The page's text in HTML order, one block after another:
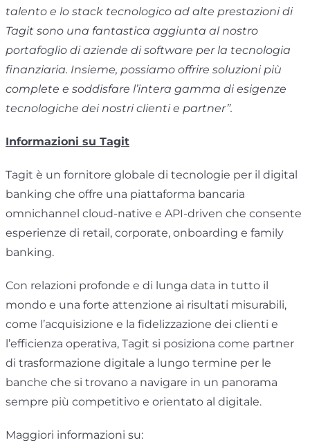
talento e lo stack tecnologico ad alte prestazioni di
Tagit sono una fantastica aggiunta al nostro
portafoglio di aziende di software per la tecnologia
finanziaria. Insieme, possiamo offrire soluzioni più
complete e soddisfare l’intera gamma di esigenze
tecnologiche dei nostri clienti e partner”.
Informazioni su Tagit
Tagit è un fornitore globale di tecnologie per il digital
banking che offre una piattaforma bancaria
omnichannel cloud-native e API-driven che consente
esperienze di retail, corporate, onboarding e family
banking.
Con relazioni profonde e di lunga data in tutto il
mondo e una forte attenzione ai risultati misurabili,
come l’acquisizione e la fidelizzazione dei clienti e
l’efficienza operativa, Tagit si posiziona come partner
di trasformazione digitale a lungo termine per le
banche che si trovano a navigare in un panorama
sempre più competitivo e orientato al digitale.
Maggiori informazioni su: